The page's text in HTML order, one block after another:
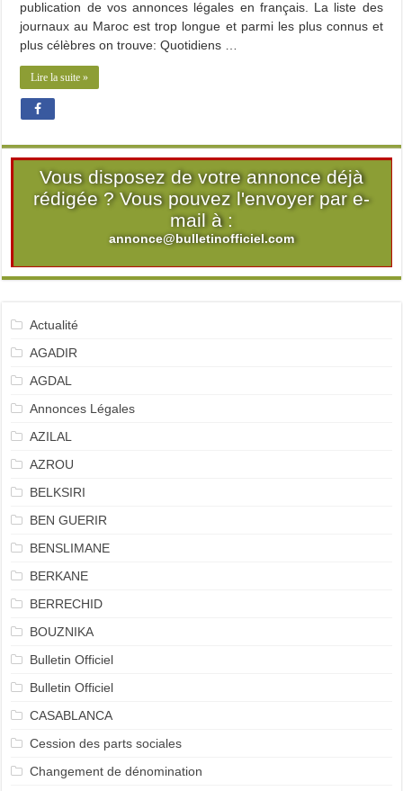
publication de vos annonces légales en français. La liste des
journaux au Maroc est trop longue et parmi les plus connus et
plus célèbres on trouve: Quotidiens …
Lire la suite »
Vous disposez de votre annonce déjà
rédigée ? Vous pouvez l'envoyer par e-
mail à :
annonce@bulletinofficiel.com
Actualité
AGADIR
AGDAL
Annonces Légales
AZILAL
AZROU
BELKSIRI
BEN GUERIR
BENSLIMANE
BERKANE
BERRECHID
BOUZNIKA
Bulletin Officiel
Bulletin Officiel
CASABLANCA
Cession des parts sociales
Changement de dénomination